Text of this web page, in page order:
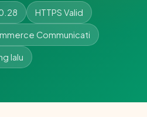
HTTPS Valid
Communicati
lalu